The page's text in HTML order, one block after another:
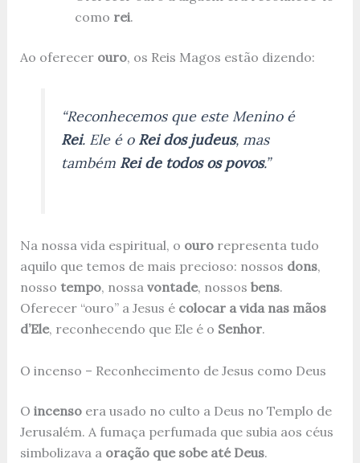
como rei.
Ao oferecer ouro, os Reis Magos estão dizendo:
“Reconhecemos que este Menino é
Rei. Ele é o Rei dos judeus, mas
também Rei de todos os povos.”
Na nossa vida espiritual, o ourorepresenta tudo
aquilo que temos de mais precioso: nossos dons,
nosso tempo, nossa vontade, nossos bens.
Oferecer “ouro” a Jesus é colocar a vida nas mãos
d’Ele, reconhecendo que Ele é o Senhor.
O incenso – Reconhecimento de Jesus como Deus
O incensoera usado no culto a Deus no Templo de
Jerusalém. A fumaça perfumada que subia aos céus
simbolizava a oração que sobe até Deus.